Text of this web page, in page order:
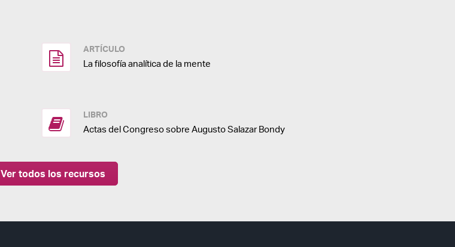
ARTÍCULO
La filosofía analítica de la mente
LIBRO
Actas del Congreso sobre Augusto Salazar Bondy
Ver todos los recursos